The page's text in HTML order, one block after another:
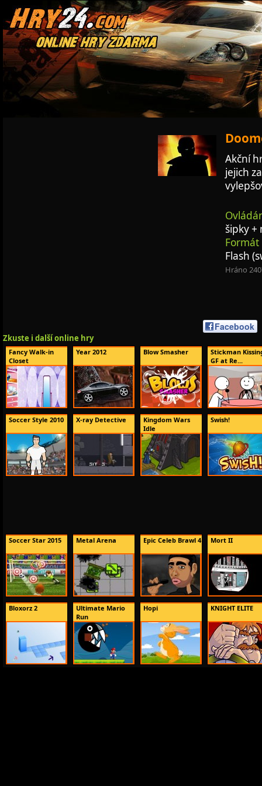
Akční
jejich
šipky +
Flash
Hráno
Facebook
Zkuste i další online hry
Fancy Walk-in
Closet
Year 2012 Blow Smasher
Stickman
GF at Re...
Soccer Style 2010 X-ray Detective
Kingdom Wars
Idle
Swish!
Soccer Star 2015 Metal Arena Epic Celeb Brawl 4 Mort II
Bloxorz 2
Ultimate Mario
Run
Hopi KNIGHT ELITE